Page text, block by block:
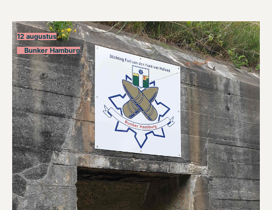
12 augustus
Bunker Hamburg